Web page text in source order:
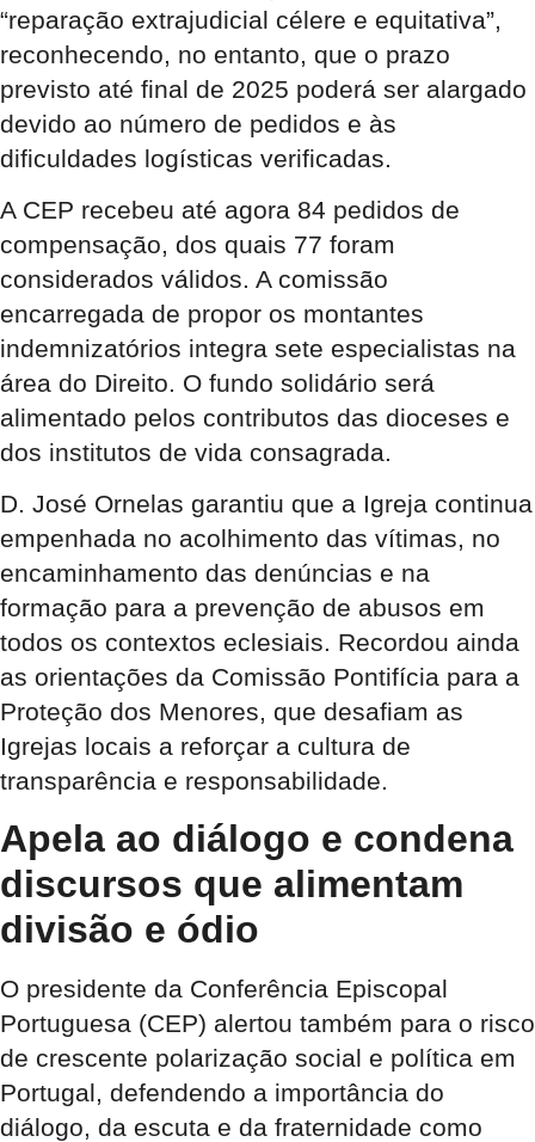
“reparação extrajudicial célere e equitativa”,
reconhecendo, no entanto, que o prazo
previsto até final de 2025 poderá ser alargado
devido ao número de pedidos e às
dificuldades logísticas verificadas.
A CEP recebeu até agora 84 pedidos de
compensação, dos quais 77 foram
considerados válidos. A comissão
encarregada de propor os montantes
indemnizatórios integra sete especialistas na
área do Direito. O fundo solidário será
alimentado pelos contributos das dioceses e
dos institutos de vida consagrada.
D. José Ornelas garantiu que a Igreja continua
empenhada no acolhimento das vítimas, no
encaminhamento das denúncias e na
formação para a prevenção de abusos em
todos os contextos eclesiais. Recordou ainda
as orientações da Comissão Pontifícia para a
Proteção dos Menores, que desafiam as
Igrejas locais a reforçar a cultura de
transparência e responsabilidade.
Apela ao diálogo e condena
discursos que alimentam
divisão e ódio
O presidente da Conferência Episcopal
Portuguesa (CEP) alertou também para o risco
de crescente polarização social e política em
Portugal, defendendo a importância do
diálogo, da escuta e da fraternidade como